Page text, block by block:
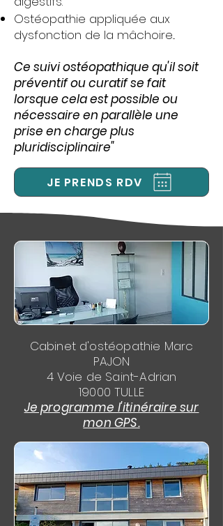
Ostéopathie appliquée aux
dysfonction de la mâchoire...
Ce suivi ostéopathique qu'il soit
préventif ou curatif se fait
lorsque cela est possible ou
nécessaire en parallèle une
prise en charge plus
pluridisciplinaire"
JE PRENDS RDV
Cabinet d'ostéopathie Marc
PAJON
4 Voie de Saint-Adrian
19000 TULLE
Je programme l'itinéraire sur
mon GPS.